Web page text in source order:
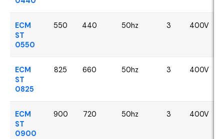
ECM
ST
0550
550 440 50hz 3 400V
ECM
ST
0825
825 660 50hz 3 400V
ECM
ST
0900
900 720 50hz 3 400V